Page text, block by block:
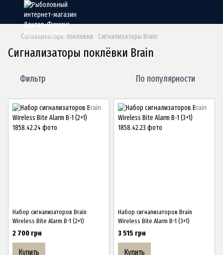
Сигнализаторы поклевки Сигнализаторы Brain
Сигнализаторы поклёвки Brain
Фильтр По популярности
Набор сигнализаторов Brain
Wireless Bite Alarm B-1 (2+1)
2 700 грн
Купить
Набор сигнализаторов Brain
Wireless Bite Alarm B-1 (3+1)
3 515 грн
Купить